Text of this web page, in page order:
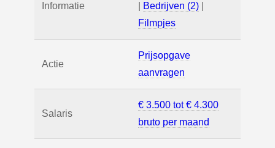
Informatie Bedrijven (2)
Filmpjes
Actie
Prijsopgave
aanvragen
Salaris
€ 3.500 tot € 4.300
bruto per maand